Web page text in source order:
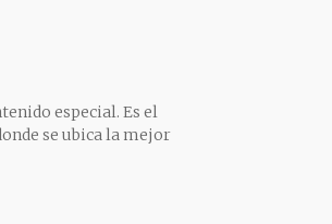
especial. Es el
se ubica la mejor